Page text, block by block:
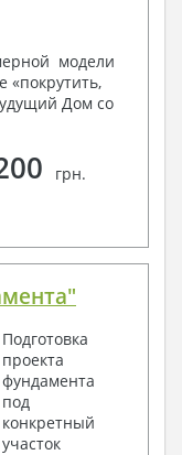
консультацию у
можете любым
звонок,
модели
«покрутить,
Дом со
грн.
Подготовка
проекта
фундамента
под
конкретный
участок